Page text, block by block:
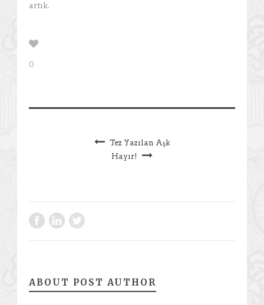
artık.
0
Tez Yazılan Aşk
Hayır!
ABOUT POST AUTHOR